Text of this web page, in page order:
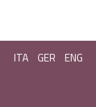
ITA GER ENG